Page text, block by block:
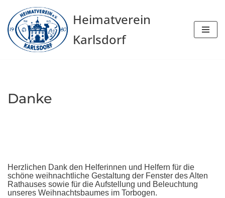
Zum
Inhalt
springen
Heimatverein
Karlsdorf
Danke
Herzlichen Dank den Helferinnen und Helfern für die
schöne weihnachtliche Gestaltung der Fenster des Alten
Rathauses sowie für die Aufstellung und Beleuchtung
unseres Weihnachtsbaumes im Torbogen.